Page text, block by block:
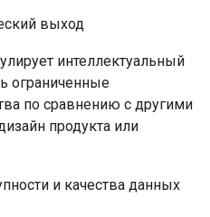
выход
интеллектуальный
ограниченные
по сравнению с другими
продукта или
и качества данных